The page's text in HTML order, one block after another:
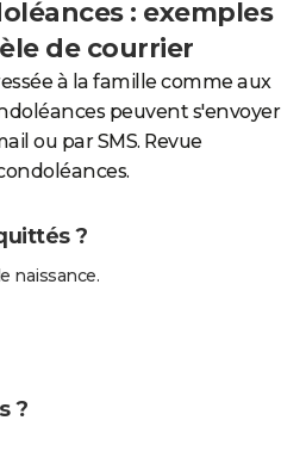
: exemples
de courrier
à la famille comme aux
peuvent s'envoyer
ou par SMS. Revue
?
naissance.
?